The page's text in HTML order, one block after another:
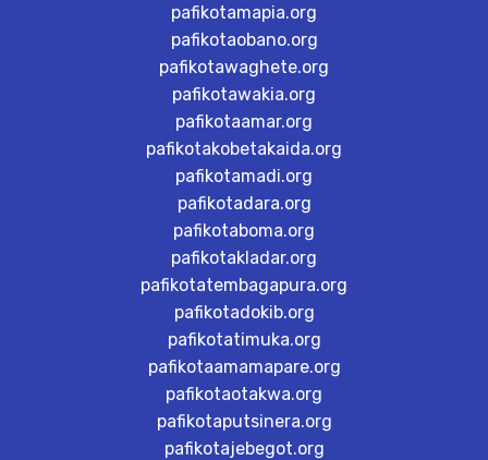
pafikotamapia.org
pafikotaobano.org
pafikotawaghete.org
pafikotawakia.org
pafikotaamar.org
pafikotakobetakaida.org
pafikotamadi.org
pafikotadara.org
pafikotaboma.org
pafikotakladar.org
pafikotatembagapura.org
pafikotadokib.org
pafikotatimuka.org
pafikotaamamapare.org
pafikotaotakwa.org
pafikotaputsinera.org
pafikotajebegot.org